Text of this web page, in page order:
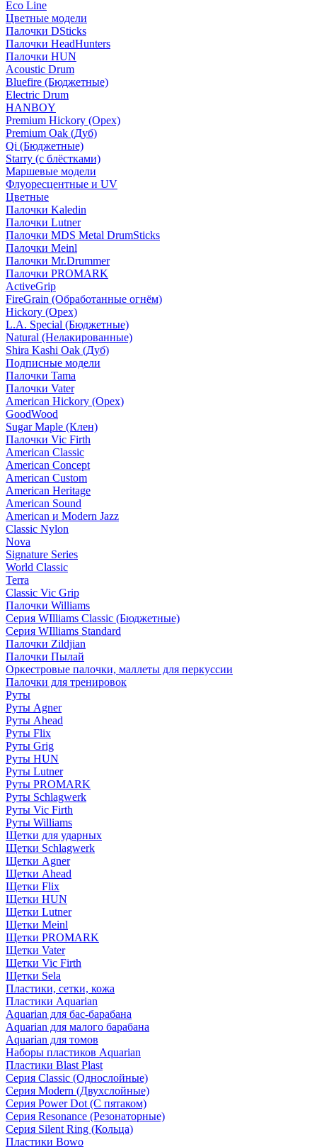
Eco Line
Цветные модели
Палочки DSticks
Палочки HeadHunters
Палочки HUN
Acoustic Drum
Bluefire (Бюджетные)
Electric Drum
HANBOY
Premium Hickory (Орех)
Premium Oak (Дуб)
Qi (Бюджетные)
Starry (с блёстками)
Маршевые модели
Флуоресцентные и UV
Цветные
Палочки Kaledin
Палочки Lutner
Палочки MDS Metal DrumSticks
Палочки Meinl
Палочки Mr.Drummer
Палочки PROMARK
ActiveGrip
FireGrain (Обработанные огнём)
Hickory (Орех)
L.A. Special (Бюджетные)
Natural (Нелакированные)
Shira Kashi Oak (Дуб)
Подписные модели
Палочки Tama
Палочки Vater
American Hickory (Орех)
GoodWood
Sugar Maple (Клен)
Палочки Vic Firth
American Classic
American Concept
American Custom
American Heritage
American Sound
American и Modern Jazz
Classic Nylon
Nova
Signature Series
World Classic
Terra
Classic Vic Grip
Палочки Williams
Серия WIlliams Classic (Бюджетные)
Серия WIlliams Standard
Палочки Zildjian
Палочки Пылай
Оркестровые палочки, маллеты для перкуссии
Палочки для тренировок
Руты
Руты Agner
Руты Ahead
Руты Flix
Руты Grig
Руты HUN
Руты Lutner
Руты PROMARK
Руты Schlagwerk
Руты Vic Firth
Руты Williams
Щетки для ударных
Щетки Schlagwerk
Щетки Agner
Щетки Ahead
Щетки Flix
Щетки HUN
Щетки Lutner
Щетки Meinl
Щетки PROMARK
Щетки Vater
Щетки Vic Firth
Щетки Sela
Пластики, сетки, кожа
Пластики Aquarian
Aquarian для бас-барабана
Aquarian для малого барабана
Aquarian для томов
Наборы пластиков Aquarian
Пластики Blast Plast
Серия Classic (Однослойные)
Серия Modern (Двухслойные)
Серия Power Dot (С пятаком)
Серия Resonance (Резонаторные)
Серия Silent Ring (Кольца)
Пластики Bowo